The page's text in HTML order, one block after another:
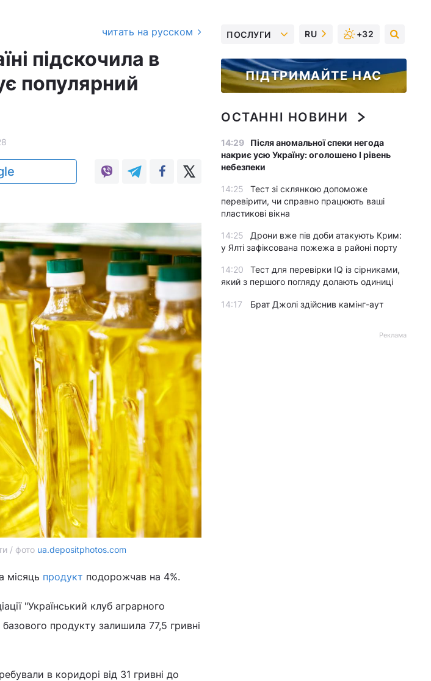
читать на русском
підскочила в
популярний
/ фото ua.depositphotos.com
місяць продукт подорожчав на 4%.
"Український клуб аграрного
продукту залишила 77,5 гривні
в коридорі від 31 гривні до
ПОСЛУГИ RU +32
ПІДТРИМАЙТЕ НАС
ОСТАННІ НОВИНИ
14:29
Після аномальної спеки негода
накриє усю Україну: оголошено І рівень
небезпеки
14:25
Тест зі склянкою допоможе
перевірити, чи справно працюють ваші
пластикові вікна
14:25
Дрони вже пів доби атакують Крим:
у Ялті зафіксована пожежа в районі порту
14:20
Тест для перевірки IQ із сірниками,
який з першого погляду долають одиниці
14:17 Брат Джолі здійснив камінг-аут
Реклама